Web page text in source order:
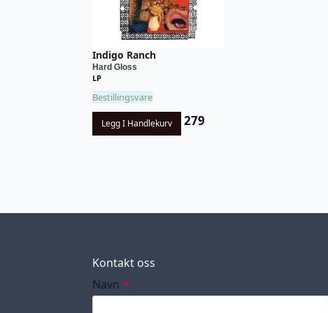
Indigo Ranch
Hard Gloss
LP
Bestillingsvare
Legg I Handlekurv 279
Kontakt oss
Navn *